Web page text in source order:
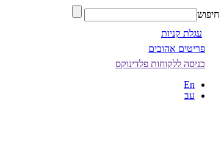
חיפוש
עגלת קניות
פריטים אהובים
כניסה ללקוחות פלדינוקס
En
עב